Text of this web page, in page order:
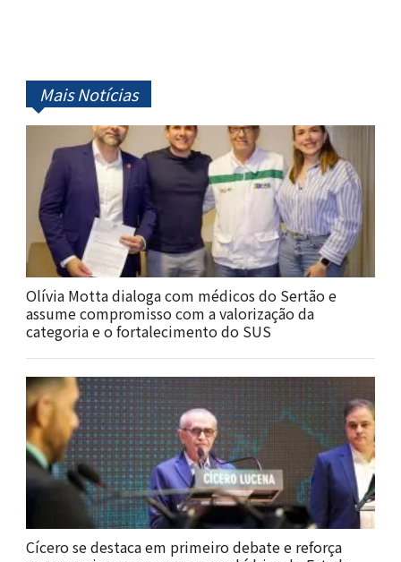
Mais Notícias
Olívia Motta dialoga com médicos do Sertão e
assume compromisso com a valorização da
categoria e o fortalecimento do SUS
Cícero se destaca em primeiro debate e reforça